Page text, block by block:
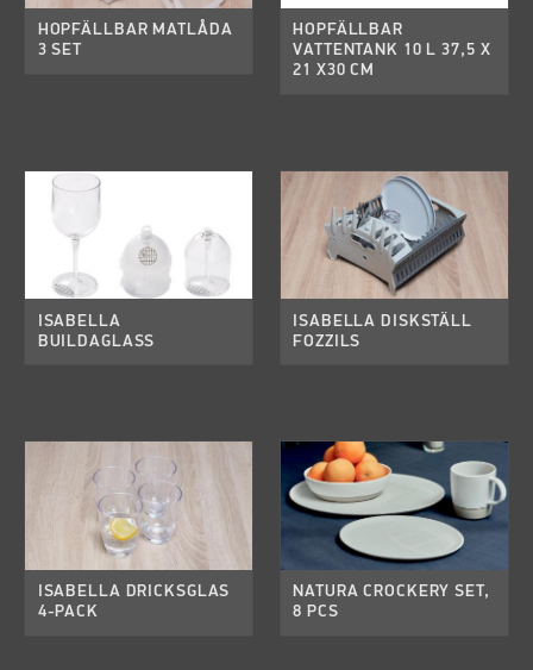
HOPFÄLLBAR MATLÅDA
3 SET
HOPFÄLLBAR
VATTENTANK 10 L 37,5 X
21 X30 CM
ISABELLA
BUILDAGLASS
ISABELLA DISKSTÄLL
FOZZILS
ISABELLA DRICKSGLAS
4-PACK
NATURA CROCKERY SET,
8 PCS